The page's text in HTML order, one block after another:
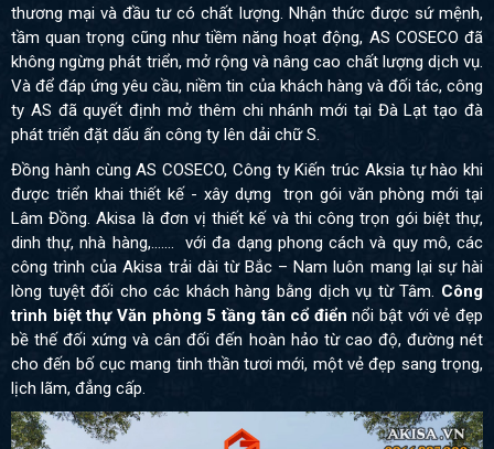
thương mại và đầu tư có chất lượng. Nhận thức được sứ mệnh,
tầm quan trọng cũng như tiềm năng hoạt động, AS COSECO đã
không ngừng phát triển, mở rộng và nâng cao chất lượng dịch vụ.
Và để đáp ứng yêu cầu, niềm tin của khách hàng và đối tác, công
ty AS đã quyết định mở thêm chi nhánh mới tại Đà Lạt tạo đà
phát triển đặt dấu ấn công ty lên dải chữ S.
Đồng hành cùng AS COSECO, Công ty Kiến trúc Aksia tự hào khi
được triển khai thiết kế - xây dựng trọn gói văn phòng mới tại
Lâm Đồng. Akisa là đơn vị thiết kế và thi công trọn gói biệt thự,
dinh thự, nhà hàng,....... với đa dạng phong cách và quy mô, các
công trình của Akisa trải dài từ Bắc – Nam luôn mang lại sự hài
lòng tuyệt đối cho các khách hàng bằng dịch vụ từ Tâm. Công
trình biệt thự Văn phòng 5 tầng tân cổ điển nổi bật với vẻ đẹp
bề thế đối xứng và cân đối đến hoàn hảo từ cao độ, đường nét
cho đến bố cục mang tinh thần tươi mới, một vẻ đẹp sang trọng,
lịch lãm, đẳng cấp.